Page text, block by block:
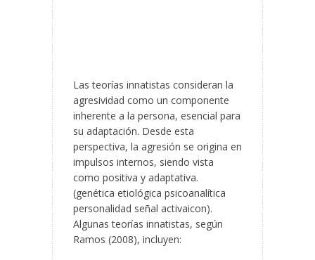
Las teorías innatistas consideran la
agresividad como un componente
inherente a la persona, esencial para
su adaptación. Desde esta
perspectiva, la agresión se origina en
impulsos internos, siendo vista
como positiva y adaptativa.
(genética etiológica psicoanalítica
personalidad señal activaicon).
Algunas teorías innatistas, según
Ramos (2008), incluyen: